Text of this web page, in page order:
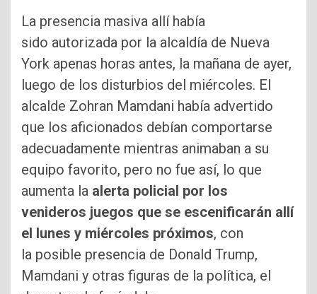
La presencia masiva allí había
sido autorizada por la alcaldía de Nueva
York apenas horas antes, la mañana de ayer,
luego de los disturbios del miércoles. El
alcalde Zohran Mamdani había advertido
que los aficionados debían comportarse
adecuadamente mientras animaban a su
equipo favorito, pero no fue así, lo que
aumenta la alerta policial por los
venideros juegos que se escenificarán allí
el lunes y miércoles próximos, con
la posible presencia de Donald Trump,
Mamdani y otras figuras de la política, el